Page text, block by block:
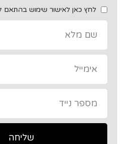
לחץ כאן לאישור שימוש בהתאם
שליחה